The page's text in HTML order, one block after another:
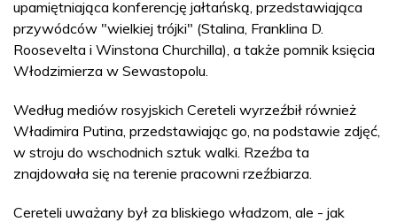
upamiętniająca konferencję jałtańską, przedstawiająca
przywódców "wielkiej trójki" (Stalina, Franklina D.
Roosevelta i Winstona Churchilla), a także pomnik księcia
Włodzimierza w Sewastopolu.
Według mediów rosyjskich Cereteli wyrzeźbił również
Władimira Putina, przedstawiając go, na podstawie zdjęć,
w stroju do wschodnich sztuk walki. Rzeźba ta
znajdowała się na terenie pracowni rzeźbiarza.
Cereteli uważany był za bliskiego władzom, ale - jak